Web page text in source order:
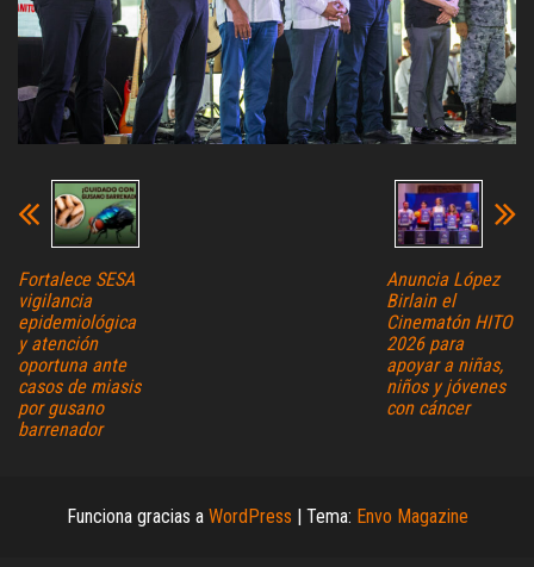
Fortalece SESA
vigilancia
epidemiológica
y atención
oportuna ante
casos de miasis
por gusano
barrenador
Anuncia López
Birlain el
Cinematón HITO
2026 para
apoyar a niñas,
niños y jóvenes
con cáncer
Funciona gracias a WordPress | Tema: Envo Magazine